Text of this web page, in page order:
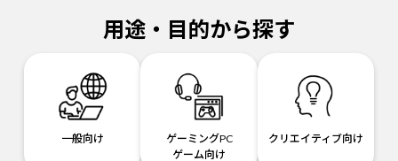
用途・目的から探す
一般向け
ゲーミングPC
ゲーム向け
クリエイティブ向け